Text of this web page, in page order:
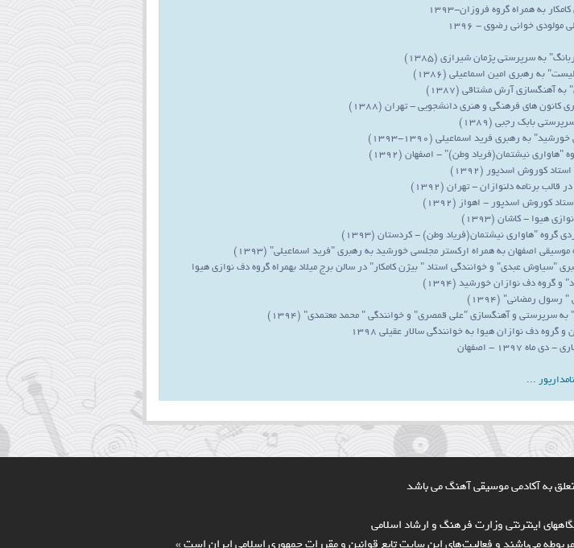
به همراه گروه فروزان-۱۳۹۳
خوانی رضوی - 1396
به سرپرستی پژمان شیرازی (1385)
به رهبری امین اسماعیلی (1386)
آهنگسازی آرش مشتاقی (1387)
های فرهنگی و هنری دانشجویی - تهران (1388)
بابک رجبی (1389)
به رهبری فرید اسماعیلی (1390-1393)
نیشتمان(فریاد وطن)" - اصفهان (1392)
کوروش اسدپور (1392)
برنامه دلنوازان - تهران (1392)
کوروش اسدپور - اهواز (1392)
هیوا - کاشان (1393)
گروه "هاواری نیشتمان(فریاد وطن) - کردستان (1393)
اصفهان به همراه ارکستر مجلسی خورشید به رهبری "فرید اسماعیلی" (1393)
"سیاوش عبدی" و خوانندگی استاد " بیژن کامکار" در سالن برج میلاد بهمراه گروه دف نوازی هیوا
گروه دف نوازان خورشید (1394)
رمضانی" (1394)
سرپرستی و آهنگسازی "علی قمصری" و خوانندگی " محمد معتمدی" (1394)
دف نوازان هیوا به خوانندگی سالار عقیلی 1398
1397 - اصفهان
...
به آکادمی موسیقی آهنگ می باشد
اینترنتی وزارت فرهنگ و ارشاد اسلامی
مي‌باشند و فعاليت‌هاي اين سايت تابع قوانين و مقررات جمهوري اسلامي ايران است »